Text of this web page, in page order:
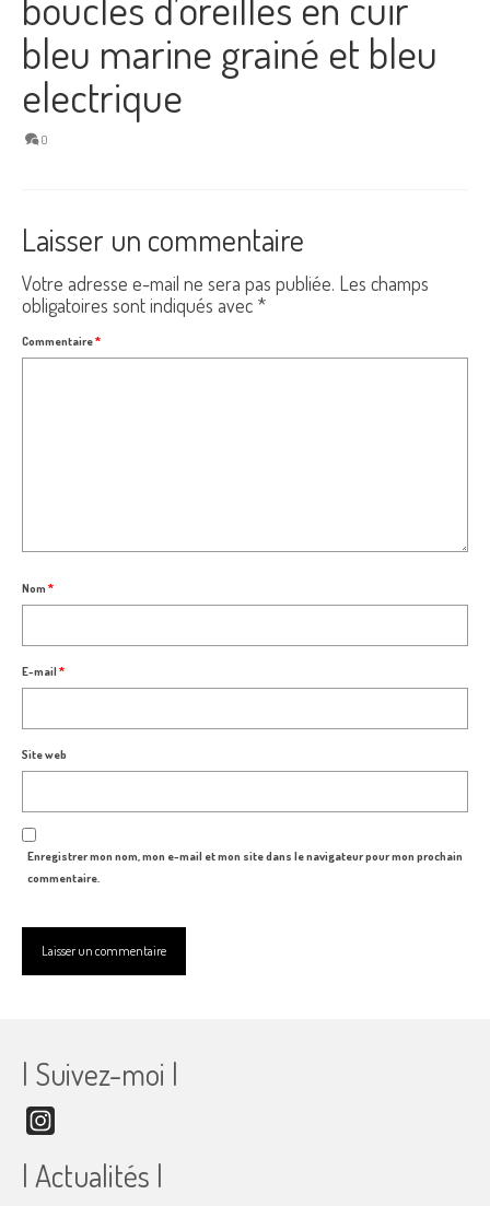
bleu marine grainé et bleu
electrique
0
Laisser un commentaire
Votre adresse e-mail ne sera pas publiée. Les champs
obligatoires sont indiqués avec *
Commentaire*
Nom *
E-mail*
Site web
Enregistrer mon nom, mon e-mail et mon site dans le navigateur pour mon prochain
commentaire.
| Suivez-moi |
| Actualités |